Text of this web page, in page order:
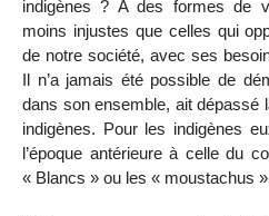
indigènes ? A des formes de
moins injustes que celles qui
de notre société, avec ses
Il n’a jamais été possible de
dans son ensemble, ait dépassé
indigènes. Pour les indigènes
l’époque antérieure à celle du
« Blancs » ou les « moustachus